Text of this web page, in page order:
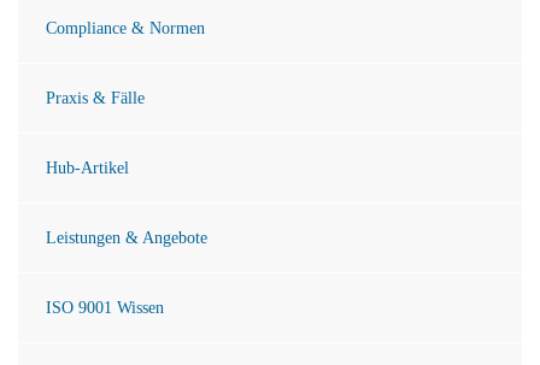
Compliance & Normen
Praxis & Fälle
Hub-Artikel
Leistungen & Angebote
ISO 9001 Wissen